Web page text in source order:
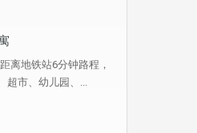
离地铁站6分钟路程，
超市、幼儿园、...